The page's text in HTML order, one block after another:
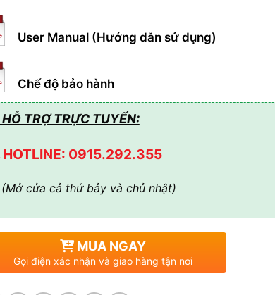
User Manual (Hướng dẫn sử dụng)
Chế độ bảo hành
TRỢ TRỰC TUYẾN:
HOTLINE: 0915.292.355
cửa cả thứ bảy và chủ nhật)
MUA NGAY
Gọi điện xác nhận và giao hàng tận nơi